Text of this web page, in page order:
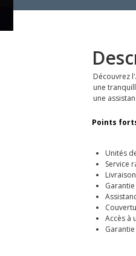
Découvrez
une
une
Points
Unités
Service
Accès à